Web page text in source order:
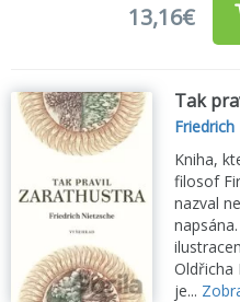
13,16€
Tak
Kniha,
filosof
nazval
Oldřicha
je...